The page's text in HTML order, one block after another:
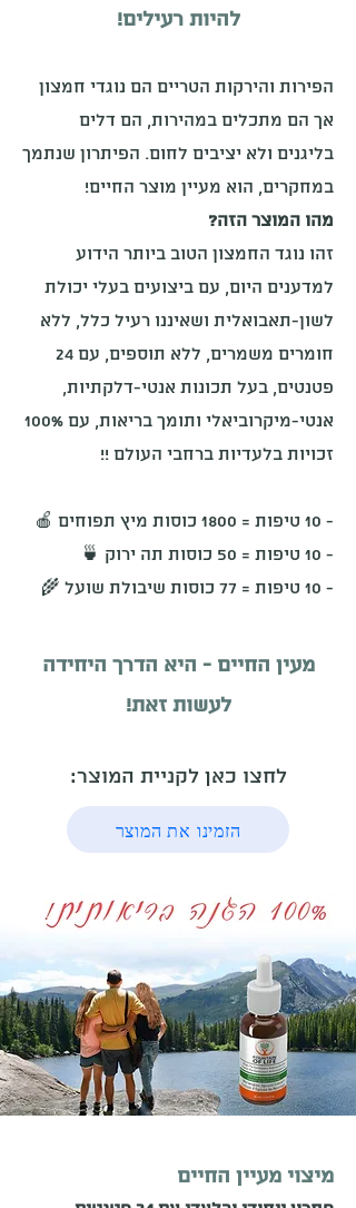
להיות רעילים!
הפירות והירקות הטריים הם נוגדי חמצון
אך הם מתכלים במהירות, הם דלים
בליגנים ולא יציבים לחום. הפיתרון שנתמך
במחקרים, הוא מעיין מוצר החיים!
מהו המוצר הזה?
זהו נוגד החמצון הטוב ביותר הידוע
למדענים היום, עם ביצועים בעלי יכולת
לשון-תאבואלית ושאיננו רעיל כלל, ללא
חומרים משמרים, ללא תוספים, עם 24
פטנטים, בעל תכונות אנטי-דלקתיות,
אנטי-מיקרוביאלי ותומך בריאות, עם 100%
זכויות בלעדיות ברחבי העולם !!
- 10 טיפות = 1800 כוסות מיץ תפוחים 🍎
-
- 10 טיפות = 77 כוסות שיבולת שועל 🌾
מעין החיים - היא הדרך היחידה
לעשות זאת!
לחצו כאן לקניית המוצר:
הזמינו את המוצר
מיצוי מעיין החיים